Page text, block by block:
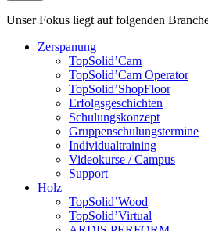
Unser Fokus liegt auf folgenden
Zerspanung
TopSolid’Cam
TopSolid’Cam Operator
TopSolid’ShopFloor
Erfolgsgeschichten
Schulungskonzept
Gruppenschulungstermine
Individualtraining
Videokurse / Campus
Support
Holz
TopSolid’Wood
TopSolid’Virtual